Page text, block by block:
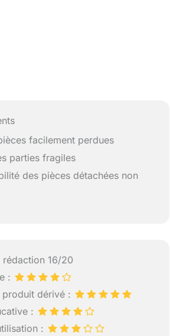
facilement perdues
parties fragiles
des pièces détachées non
rédaction 16/20
:
produit dérivé :
:
: